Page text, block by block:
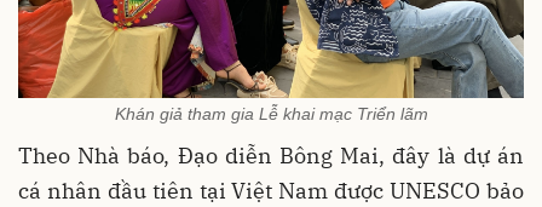
Khán giả tham gia Lễ khai mạc Triển lãm
Theo Nhà báo, Đạo diễn Bông Mai, đây là dự án
cá nhân đầu tiên tại Việt Nam được UNESCO bảo